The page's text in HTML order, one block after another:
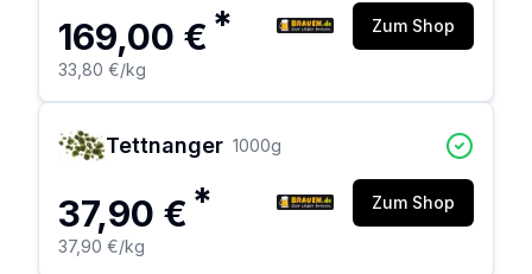
169,00 € *
33,80 €/kg
Zum Shop
Tettnanger 1000g
37,90 € *
37,90 €/kg
Zum Shop